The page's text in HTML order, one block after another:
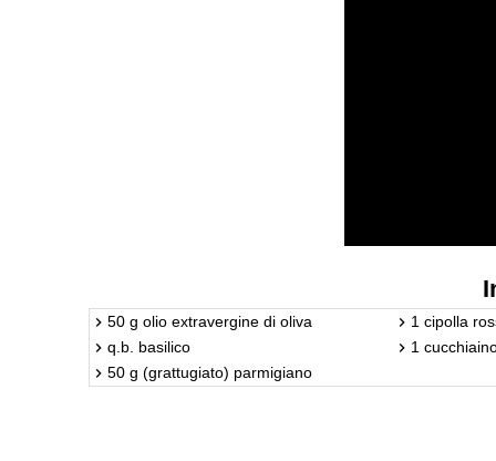
50 g olio extravergine di oliva
1 cipolla
q.b. basilico
1
50 g (grattugiato) parmigiano